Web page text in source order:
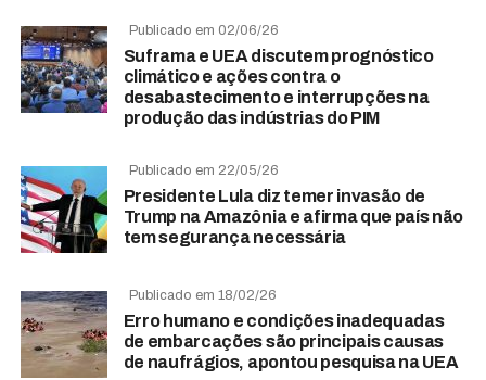
Publicado em 02/06/26
Suframa e UEA discutem prognóstico
climático e ações contra o
desabastecimento e interrupções na
produção das indústrias do PIM
Publicado em 22/05/26
Presidente Lula diz temer invasão de
Trump na Amazônia e afirma que país não
tem segurança necessária
Publicado em 18/02/26
Erro humano e condições inadequadas
de embarcações são principais causas
de naufrágios, apontou pesquisa na UEA